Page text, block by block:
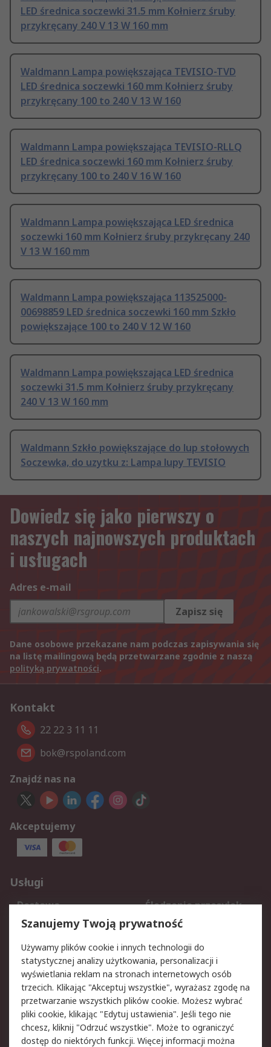
LED średnica soczewki 31.5 mm Kołnierz śruby
przykręcany 240 V 13 W 160 mm
Waldmann Lampa powiększająca TEVISIO-TVD
LED średnica soczewki 160 mm Kołnierz śruby
przykręcany 100 to 240 V 13 W 160
Waldmann Lampa powiększająca TEVISIO-RLLQ
LED średnica soczewki 160 mm Kołnierz śruby
przykręcany 100 to 240 V 16 W 160
Waldmann Lampa powiększająca LED średnica
soczewki 160 mm Kołnierz śruby przykręcany 240
V 13 W 160 mm
Waldmann Lampa powiększająca 113525000-
00698859 LED średnica soczewki 160 mm Szkło
powiększające 100 to 240 V 12 W 160
Waldmann Lampa powiększająca LED średnica
soczewki 31.5 mm Kołnierz śruby przykręcany
240 V 13 W 160 mm
Waldmann Szkło powiększające do lup stołowych
Soczewka, do uzytku z: Lampa lupy TEVISIO
Dowiedz się jako pierwszy o
naszych najnowszych produktach
i usługach
Adres e-mail
Zapisz się
Dane osobowe przekazane nam podczas zapisywania się
na listę mailingową będą przetwarzane zgodnie z naszą
polityką prywatności.
Kontakt
22 22 3 11 11
bok@rspoland.com
Znajdź nas na
Akceptujemy
Usługi
Dostawa
Śledzenie przesyłek
Reklamacje i zwroty
Rejestracja
Aspekty prawne
Bezpieczeństwo e-
maila
Polityka dotycząca
plików cookie
Polityka prywatności
Użytkowanie witryny
Zastrzeżenia prawne
Warunki Sprzedaży
Szanujemy Twoją prywatność
Używamy plików cookie i innych technologii do
statystycznej analizy użytkowania, personalizacji i
wyświetlania reklam na stronach internetowych osób
trzecich. Klikając "Akceptuj wszystkie", wyrażasz zgodę na
przetwarzanie wszystkich plików cookie. Możesz wybrać
pliki cookie, klikając "Edytuj ustawienia". Jeśli tego nie
chcesz, kliknij "Odrzuć wszystkie". Może to ograniczyć
dostęp do niektórych funkcji. Więcej informacji można